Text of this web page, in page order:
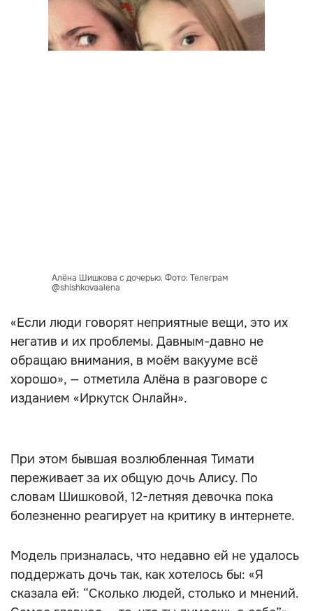
Алёна Шишкова с дочерью. Фото: Телеграм
@shishkovaalena
«Если люди говорят неприятные вещи, это их
негатив и их проблемы. Давным-давно не
обращаю внимания, в моём вакууме всё
хорошо», — отметила Алёна в разговоре с
изданием «Иркутск Онлайн».
При этом бывшая возлюбленная Тимати
переживает за их общую дочь Алису. По
словам Шишковой, 12-летняя девочка пока
болезненно реагирует на критику в интернете.
Модель призналась, что недавно ей не удалось
поддержать дочь так, как хотелось бы: «Я
сказала ей: “Сколько людей, столько и мнений.